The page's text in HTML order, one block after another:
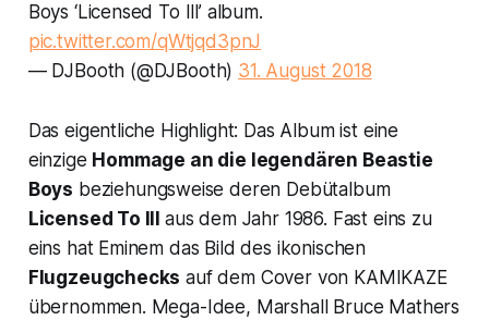
Boys ‘Licensed To Ill’ album.
pic.twitter.com/qWtjqd3pnJ
— DJBooth (@DJBooth) 31. August 2018
Das eigentliche Highlight: Das Album ist eine
einzige Hommage an die legendären Beastie
Boys beziehungsweise deren Debütalbum
Licensed To Ill
aus dem Jahr 1986. Fast eins zu
eins hat Eminem das Bild des ikonischen
Flugzeugchecks auf dem Cover von KAMIKAZE
übernommen. Mega-Idee, Marshall Bruce Mathers